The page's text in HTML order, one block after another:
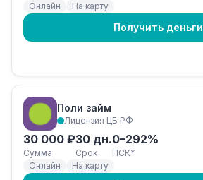
Онлайн
На карту
Получить деньги
Поли займ
Лицензия ЦБ РФ
30 000 ₽
Сумма
30 дн.
Срок
0–292%
ПСК*
Онлайн
На карту